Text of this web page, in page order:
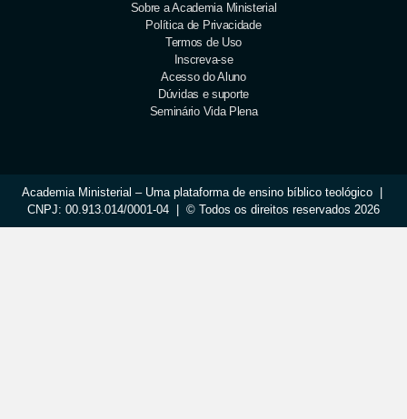
Sobre a Academia Ministerial
Política de Privacidade
Termos de Uso
Inscreva-se
Acesso do Aluno
Dúvidas e suporte
Seminário Vida Plena
Academia Ministerial – Uma plataforma de ensino bíblico teológico |
CNPJ: 00.913.014/0001-04 | © Todos os direitos reservados 2026